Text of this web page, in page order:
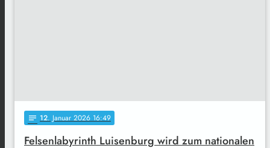
notes 12. Januar 2026 16:49
Felsenlabyrinth Luisenburg wird zum nationalen